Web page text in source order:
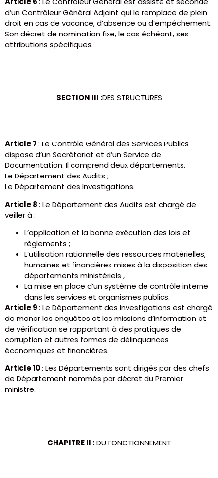
d’un Contrôleur Général Adjoint qui le remplace de plein
droit en cas de vacance, d’absence ou d’empêchement.
Son décret de nomination fixe, le cas échéant, ses
attributions spécifiques.
SECTION III :DES STRUCTURES
Article 7: Le Contrôle Général des Services Publics
dispose d’un Secrétariat et d’un Service de
Documentation. Il comprend deux départements.
Le Département des Audits ;
Le Département des Investigations.
Article 8: Le Département des Audits est chargé de
veiller à :
L’application et la bonne exécution des lois et
règlements ;
L’utilisation rationnelle des ressources matérielles,
humaines et financières mises à la disposition des
départements ministériels ,
La mise en place d’un système de contrôle interne
dans les services et organismes publics.
Article 9: Le Département des Investigations est chargé
de mener les enquêtes et les missions d’information et
de vérification se rapportant à des pratiques de
corruption et autres formes de délinquances
économiques et financières.
Article 10: Les Départements sont dirigés par des chefs
de Département nommés par décret du Premier
ministre.
CHAPITRE II :DU FONCTIONNEMENT